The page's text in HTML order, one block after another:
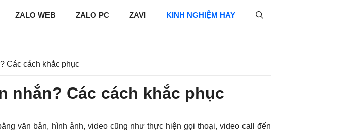
ZALO WEB ZALO PC ZAVI KINH NGHIỆM HAY
Các cách khắc phục
nhắn? Các cách khắc phục
văn bản, hình ảnh, video cũng như thực hiện gọi thoại, video call đến